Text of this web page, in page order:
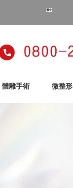
繁中
體雕手術 微整形